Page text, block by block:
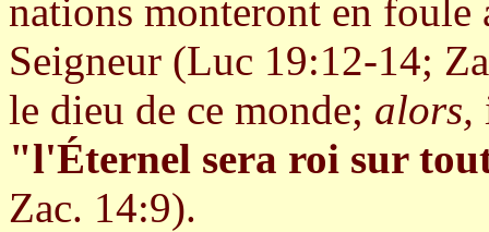
nations monteront en foule
Seigneur (Luc 19:12-14;
le dieu de ce monde; alors,
"l'Éternel sera roi sur
Zac. 14:9).